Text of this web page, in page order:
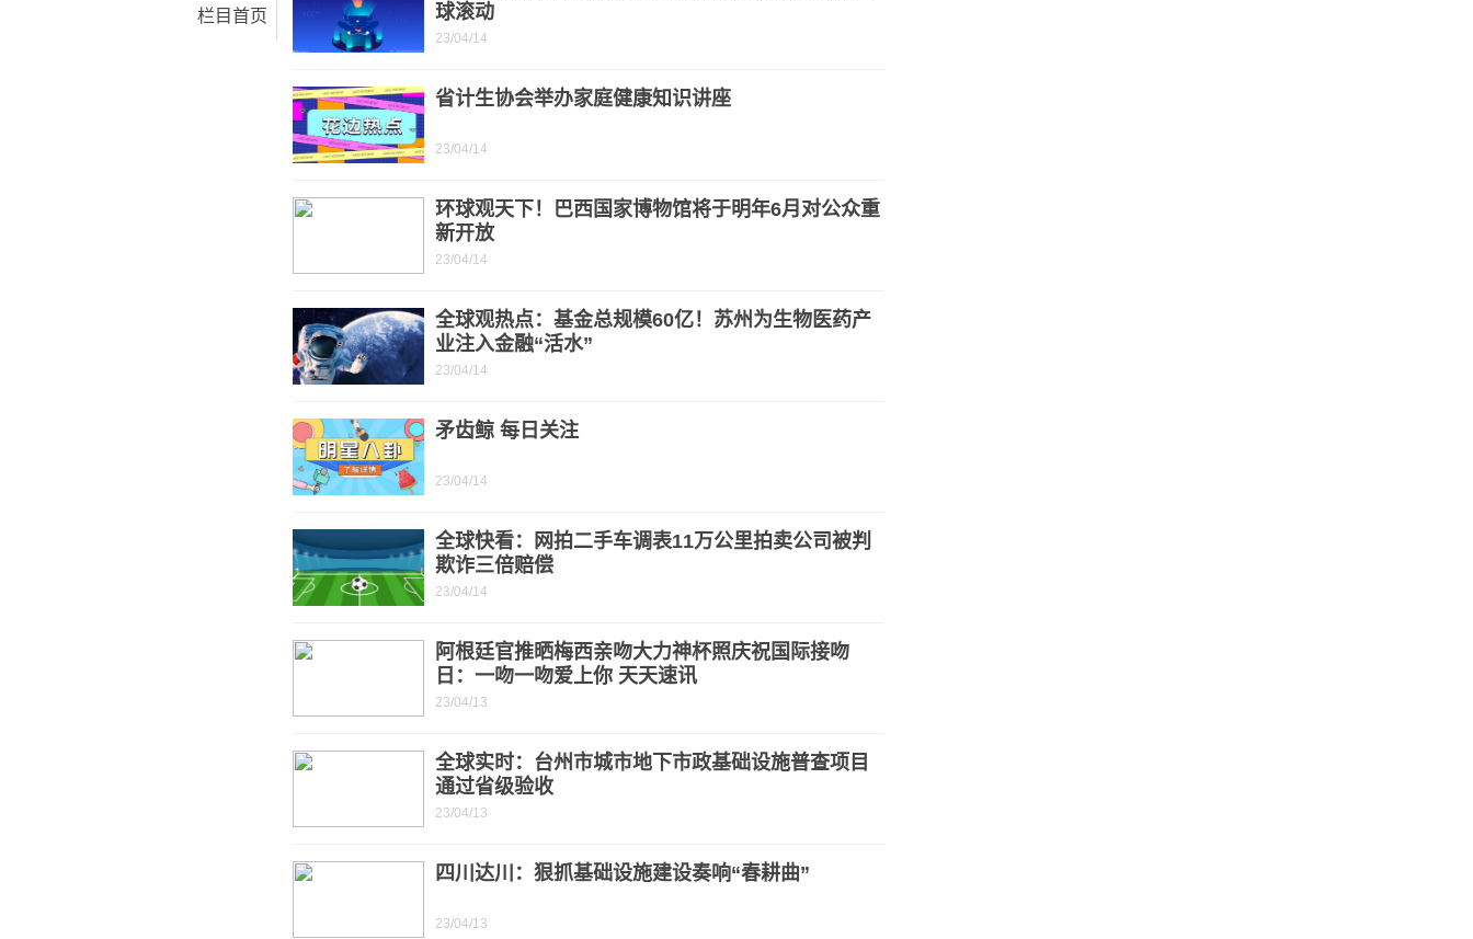
栏目首页
球滚动
23/04/14
省计生协会举办家庭健康知识讲座
23/04/14
环球观天下！巴西国家博物馆将于明年6月对公众重
新开放
23/04/14
全球观热点：基金总规模60亿！苏州为生物医药产
业注入金融“活水”
23/04/14
矛齿鲸 每日关注
23/04/14
全球快看：网拍二手车调表11万公里拍卖公司被判
欺诈三倍赔偿
23/04/14
阿根廷官推晒梅西亲吻大力神杯照庆祝国际接吻
日：一吻一吻爱上你 天天速讯
23/04/13
全球实时：台州市城市地下市政基础设施普查项目
通过省级验收
23/04/13
四川达川：狠抓基础设施建设奏响“春耕曲”
23/04/13